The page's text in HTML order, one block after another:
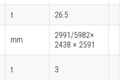
t 26.5
mm
2991/5982×
2438 × 2591
t 3